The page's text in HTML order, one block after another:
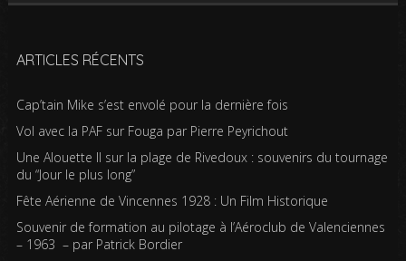
ARTICLES RÉCENTS
Cap’tain Mike s’est envolé pour la dernière fois
Vol avec la PAF sur Fouga par Pierre Peyrichout
Une Alouette II sur la plage de Rivedoux : souvenirs du tournage
du “Jour le plus long”
Fête Aérienne de Vincennes 1928 : Un Film Historique
Souvenir de formation au pilotage à l’Aéroclub de Valenciennes
– 1963 – par Patrick Bordier